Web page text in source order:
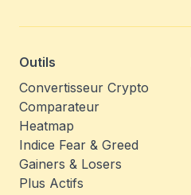
Outils
Convertisseur Crypto
Comparateur
Heatmap
Indice Fear & Greed
Gainers & Losers
Plus Actifs